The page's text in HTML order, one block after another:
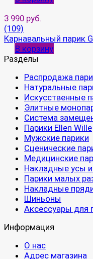
3 990 руб.
(109)
Карнавальный парик
В корзину
Разделы
Распродажа
Натуральные
Искусственные
Элитные
Система
Парики Ellen Wille
Мужские парики
Сценические
Медицинские
Накладные усы
Парики малых
Накладные
Шиньоны
Аксессуары для
Информация
О нас
Адрес магазина